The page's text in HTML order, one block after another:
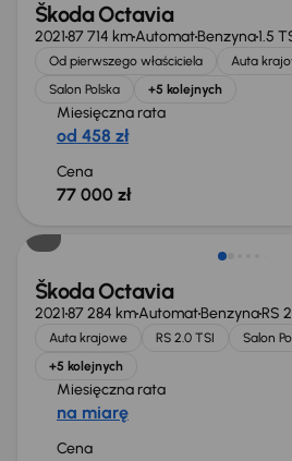
Škoda Octavia
202187 714 kmAutomatBenzyna1.5
Od pierwszego właściciela Auta
Salon Polska
+5 kolejnych
Miesięczna rata
od 458 zł
Cena
77 000 zł
Škoda Octavia
202187 284 kmAutomatBenzynaRS
Auta krajowe RS 2.0 TSI Salon
+5 kolejnych
Miesięczna rata
na miarę
Cena